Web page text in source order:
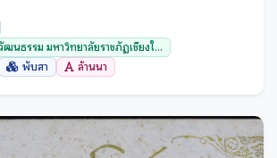
นธรรม มหาวิทยาลัยราชภัฏเชียงใ...
พับสา ล้านนา